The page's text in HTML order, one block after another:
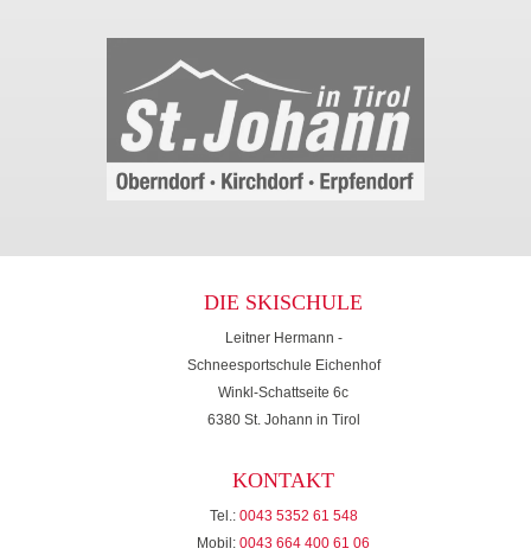
DIE SKISCHULE
Leitner Hermann -
Schneesportschule Eichenhof
Winkl-Schattseite 6c
6380 St. Johann in Tirol
KONTAKT
Tel.: 0043 5352 61 548
Mobil: 0043 664 400 61 06